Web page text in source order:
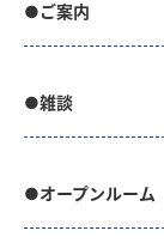
●ご案内
●雑談
●オープンルーム